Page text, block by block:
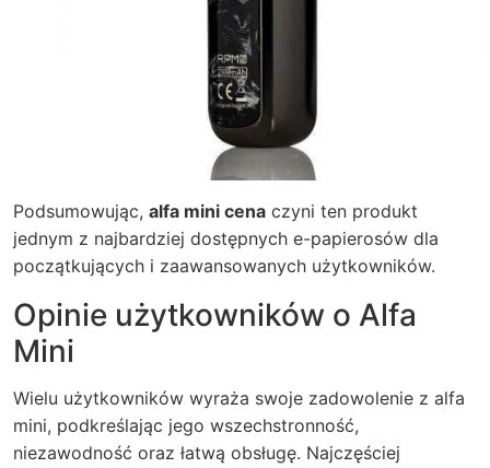
Podsumowując, alfa mini cena czyni ten produkt
jednym z najbardziej dostępnych e-papierosów dla
początkujących i zaawansowanych użytkowników.
Opinie użytkowników o Alfa
Mini
Wielu użytkowników wyraża swoje zadowolenie z alfa
mini, podkreślając jego wszechstronność,
niezawodność oraz łatwą obsługę. Najczęściej